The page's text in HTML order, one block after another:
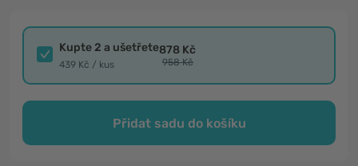
Kupte 2 a ušetřete
439 Kč / kus
878 Kč
958 Kč
Přidat sadu do košíku